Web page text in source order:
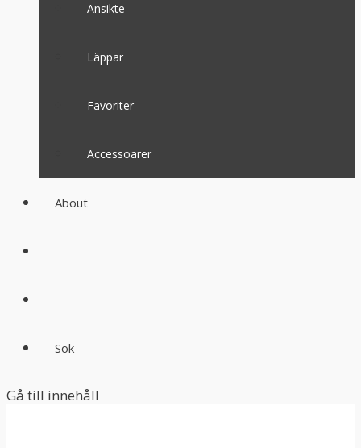
Ansikte
Läppar
Favoriter
Accessoarer
About
Sök
Gå till innehåll